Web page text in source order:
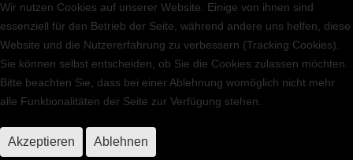
Wir nutzen Cookies auf unserer Website. Einige von ihnen sind
essenziell für den Betrieb der Seite, während andere uns helfen, diese
Website und die Nutzererfahrung zu verbessern (Tracking Cookies).
Sie können selbst entscheiden, ob Sie die Cookies zulassen möchten.
Bitte beachten Sie, dass bei einer Ablehnung womöglich nicht mehr
alle Funktionalitäten der Seite zur Verfügung stehen.
Akzeptieren Ablehnen